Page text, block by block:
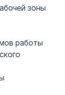
зоны
работы